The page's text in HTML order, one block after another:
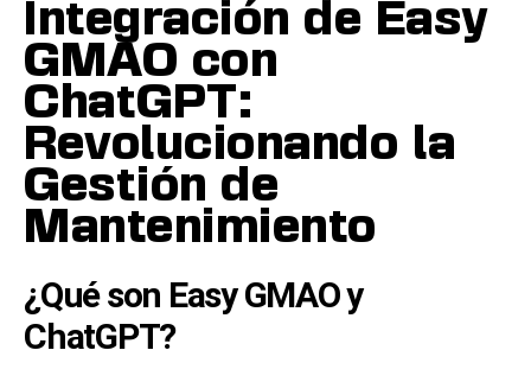
Integración de Easy
GMAO con
ChatGPT:
Revolucionando la
Gestión de
Mantenimiento
¿Qué son Easy GMAO y
ChatGPT?